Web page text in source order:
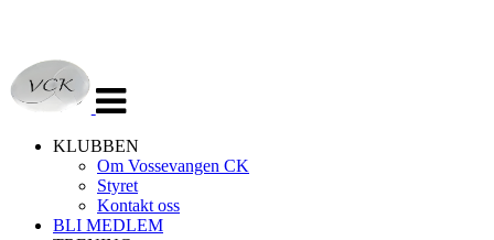
navigasjon
KLUBBEN
Om Vossevangen CK
Styret
Kontakt oss
BLI MEDLEM